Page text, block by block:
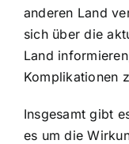
anderen Land
sich über die
Land
Komplikationen
Insgesamt gibt
es um die